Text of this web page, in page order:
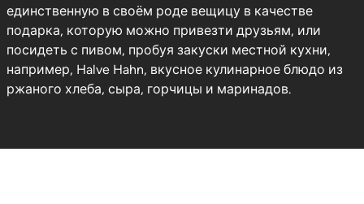
единственную в своём роде вещицу в качестве
подарка, которую можно привезти друзьям, или
посидеть с пивом, пробуя закуски местной кухни,
например, Halve Hahn, вкусное кулинарное блюдо из
ржаного хлеба, сыра, горчицы и маринадов.